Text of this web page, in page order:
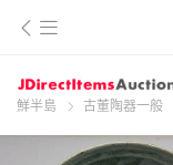
鮮半島
古董陶器一般